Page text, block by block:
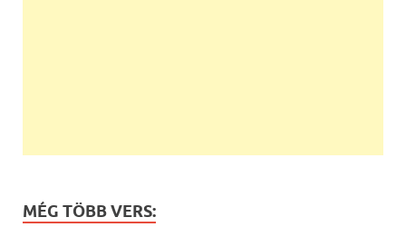
MÉG TÖBB VERS: